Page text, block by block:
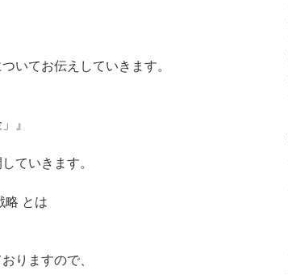
いてお伝えしていきます。
』
ていきます。
略 とは
りますので、